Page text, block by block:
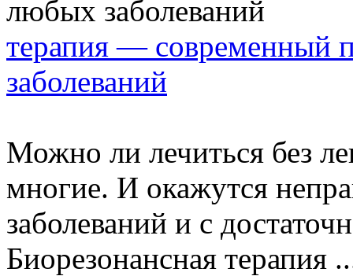
терапия — современный
заболеваний
Можно ли лечиться без
многие. И окажутся
заболеваний и с
Биорезонансная терапия